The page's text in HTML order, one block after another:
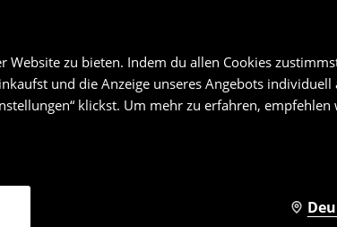
zu bieten. Indem du allen Cookies
und die Anzeige unseres Angebots
klickst. Um mehr zu erfahren, empfehlen